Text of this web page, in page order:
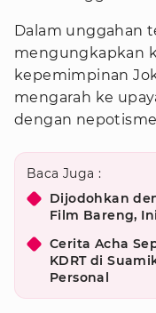
Dalam unggahan
mengungkapkan
kepemimpinan
mengarah ke
dengan
Baca Juga :
Dijodohkan
Film Bareng,
Cerita Acha
KDRT di
Personal